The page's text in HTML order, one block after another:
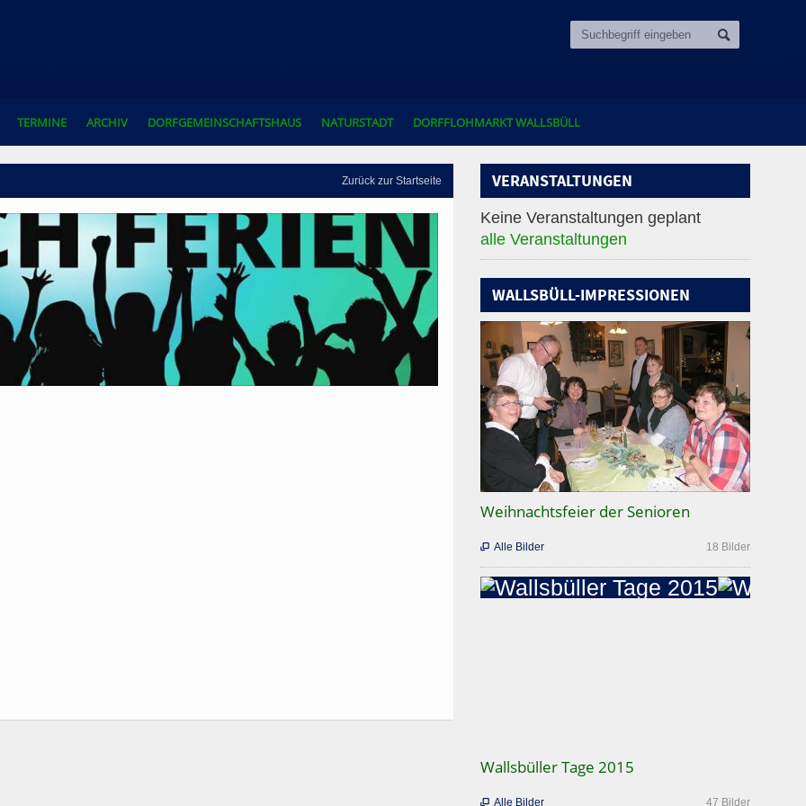
TERMINE ARCHIV DORFGEMEINSCHAFTSHAUS NATURSTADT DORFFLOHMARKT WALLSBÜLL
Zurück zur Startseite VERANSTALTUNGEN
Keine Veranstaltungen geplant
alle Veranstaltungen
WALLSBÜLL-IMPRESSIONEN
Weihnachtsfeier der Senioren
18 Bilder
 Alle Bilder
Wallsbüller Tage 2015
47 Bilder
 Alle Bilder